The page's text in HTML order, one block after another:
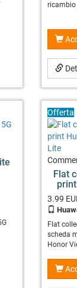
ricambio
Offerta
Flat
3.99
Flat
scheda
Honor